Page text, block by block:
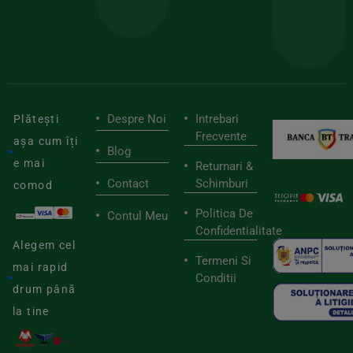
Plătești
așa cum îți
e mai
comod
Alegem cel
mai rapid
drum până
la tine
Despre Noi
Blog
Contact
Contul Meu
Intrebari
Frecvente
Returnari &
Schimburi
Politica De
Confidentialitate
Termeni Si
Conditii